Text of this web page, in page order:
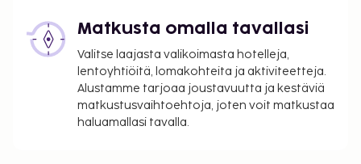
Matkusta omalla tavallasi
Valitse laajasta valikoimasta hotelleja,
lentoyhtiöitä, lomakohteita ja aktiviteetteja.
Alustamme tarjoaa joustavuutta ja kestäviä
matkustusvaihtoehtoja, joten voit matkustaa
haluamallasi tavalla.